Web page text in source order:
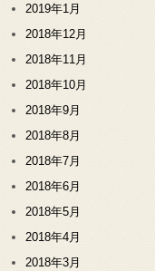
2019年1月
2018年12月
2018年11月
2018年10月
2018年9月
2018年8月
2018年7月
2018年6月
2018年5月
2018年4月
2018年3月